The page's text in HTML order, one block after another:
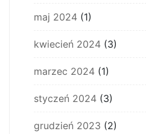
maj 2024 (1)
kwiecień 2024 (3)
marzec 2024 (1)
styczeń 2024 (3)
grudzień 2023 (2)